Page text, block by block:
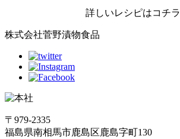
詳しいレシピはコチラ
株式会社菅野漬物食品
〒979-2335
福島県南相馬市鹿島区鹿島字町130